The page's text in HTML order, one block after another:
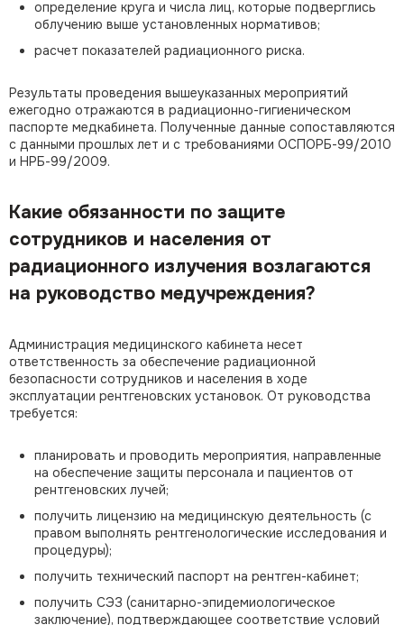
определение круга и числа лиц, которые подверглись
облучению выше установленных нормативов;
расчет показателей радиационного риска.
Результаты проведения вышеуказанных мероприятий
ежегодно отражаются в радиационно-гигиеническом
паспорте медкабинета. Полученные данные сопоставляются
с данными прошлых лет и с требованиями ОСПОРБ-99/2010
и НРБ-99/2009.
Какие обязанности по защите
сотрудников и населения от
радиационного излучения возлагаются
на руководство медучреждения?
Администрация медицинского кабинета несет
ответственность за обеспечение радиационной
безопасности сотрудников и населения в ходе
эксплуатации рентгеновских установок. От руководства
требуется:
планировать и проводить мероприятия, направленные
на обеспечение защиты персонала и пациентов от
рентгеновских лучей;
получить лицензию на медицинскую деятельность (с
правом выполнять рентгенологические исследования и
процедуры);
получить технический паспорт на рентген-кабинет;
получить СЭЗ (санитарно-эпидемиологическое
заключение), подтверждающее соответствие условий